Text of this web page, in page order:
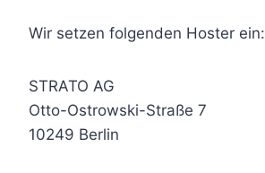
Wir setzen folgenden Hoster ein:
STRATO AG
Otto-Ostrowski-Straße 7
10249 Berlin